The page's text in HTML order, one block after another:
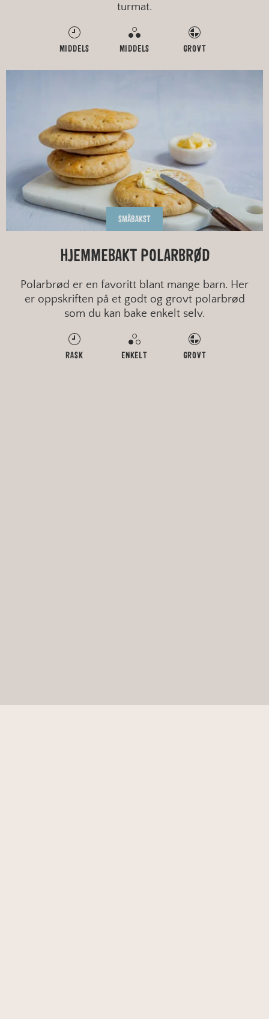
turmat.
MIDDELS MIDDELS GROVT
SMÅBAKST
HJEMMEBAKT POLARBRØD
Polarbrød er en favoritt blant mange barn. Her
er oppskriften på et godt og grovt polarbrød
som du kan bake enkelt selv.
RASK ENKELT GROVT